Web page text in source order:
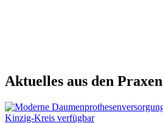
Aktuelles aus den Praxen